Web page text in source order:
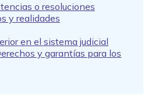
o resoluciones
y realidades
en el sistema judicial
y garantías para los